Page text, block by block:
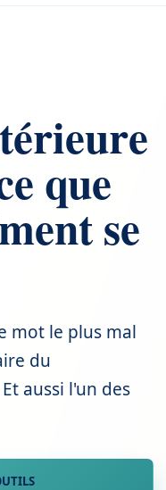
que
se
mot le plus mal
du
aussi l'un des